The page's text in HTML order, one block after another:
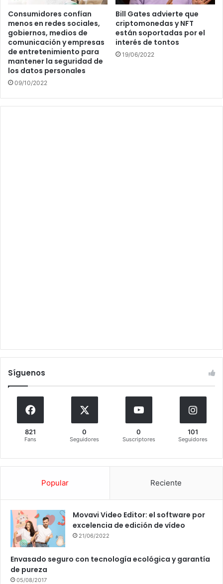
Consumidores confían
menos en redes sociales,
gobiernos, medios de
comunicación y empresas
de entretenimiento para
mantener la seguridad de
los datos personales
09/10/2022
Bill Gates advierte que
criptomonedas y NFT
están soportadas por el
interés de tontos
19/06/2022
Síguenos
821
Fans
0
Seguidores
0
Suscriptores
101
Seguidores
Popular Reciente
Movavi Video Editor: el software por
excelencia de edición de vídeo
21/06/2022
Envasado seguro con tecnología ecológica y garantía
de pureza
05/08/2017